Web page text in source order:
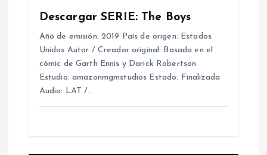
Descargar SERIE: The Boys
Año de emisión: 2019 País de origen: Estados
Unidos Autor / Creador original: Basada en el
cómic de Garth Ennis y Darick Robertson
Estudio: amazonmgmstudios Estado: Finalizada
Audio: LAT /…